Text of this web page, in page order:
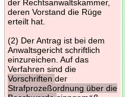
der Rechtsanwaltskammer,
deren Vorstand die Rüge
erteilt hat.
(2) Der Antrag ist bei dem
Anwaltsgericht schriftlich
einzureichen. Auf das
Verfahren sind die
Vorschriften der
Strafprozeßordnung über die